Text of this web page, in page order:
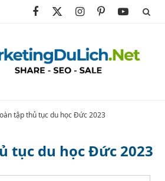
c
o
k
T
t
e
I
s
r
a
P
n
e
s
Y
u
e
tập thủ tục du học Đức 2023
tục du học Đức 2023